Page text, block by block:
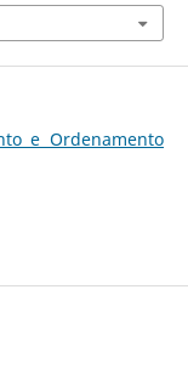
e Ordenamento